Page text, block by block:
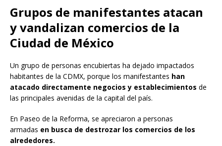
Grupos de manifestantes atacan
y vandalizan comercios de la
Ciudad de México
Un grupo de personas encubiertas ha dejado impactados
habitantes de la CDMX, porque los manifestantes han
atacado directamente negocios y establecimientos de
las principales avenidas de la capital del país.
En Paseo de la Reforma, se apreciaron a personas
armadas en busca de destrozar los comercios de los
alrededores.